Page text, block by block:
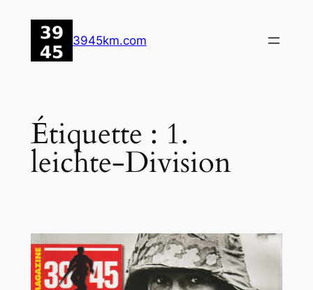
contenu
3945km.com
Étiquette : 1.
leichte-Division